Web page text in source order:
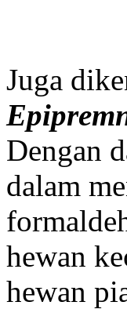
Juga
Dengan
dalam
hewan
hewan